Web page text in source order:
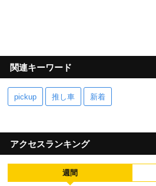
関連キーワード
pickup 推し車 新着
アクセスランキング
週間